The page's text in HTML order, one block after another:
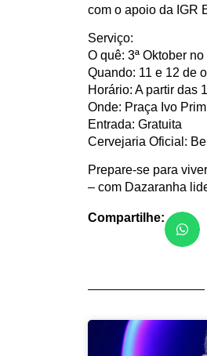
com o apoio da IGR
Serviço:
O quê: 3ª Oktober
Quando: 11 e 12 de
Horário: A partir das
Onde: Praça Ivo
Entrada: Gratuita
Cervejaria Oficial:
Prepare-se para
– com Dazaranha
Compartilhe: